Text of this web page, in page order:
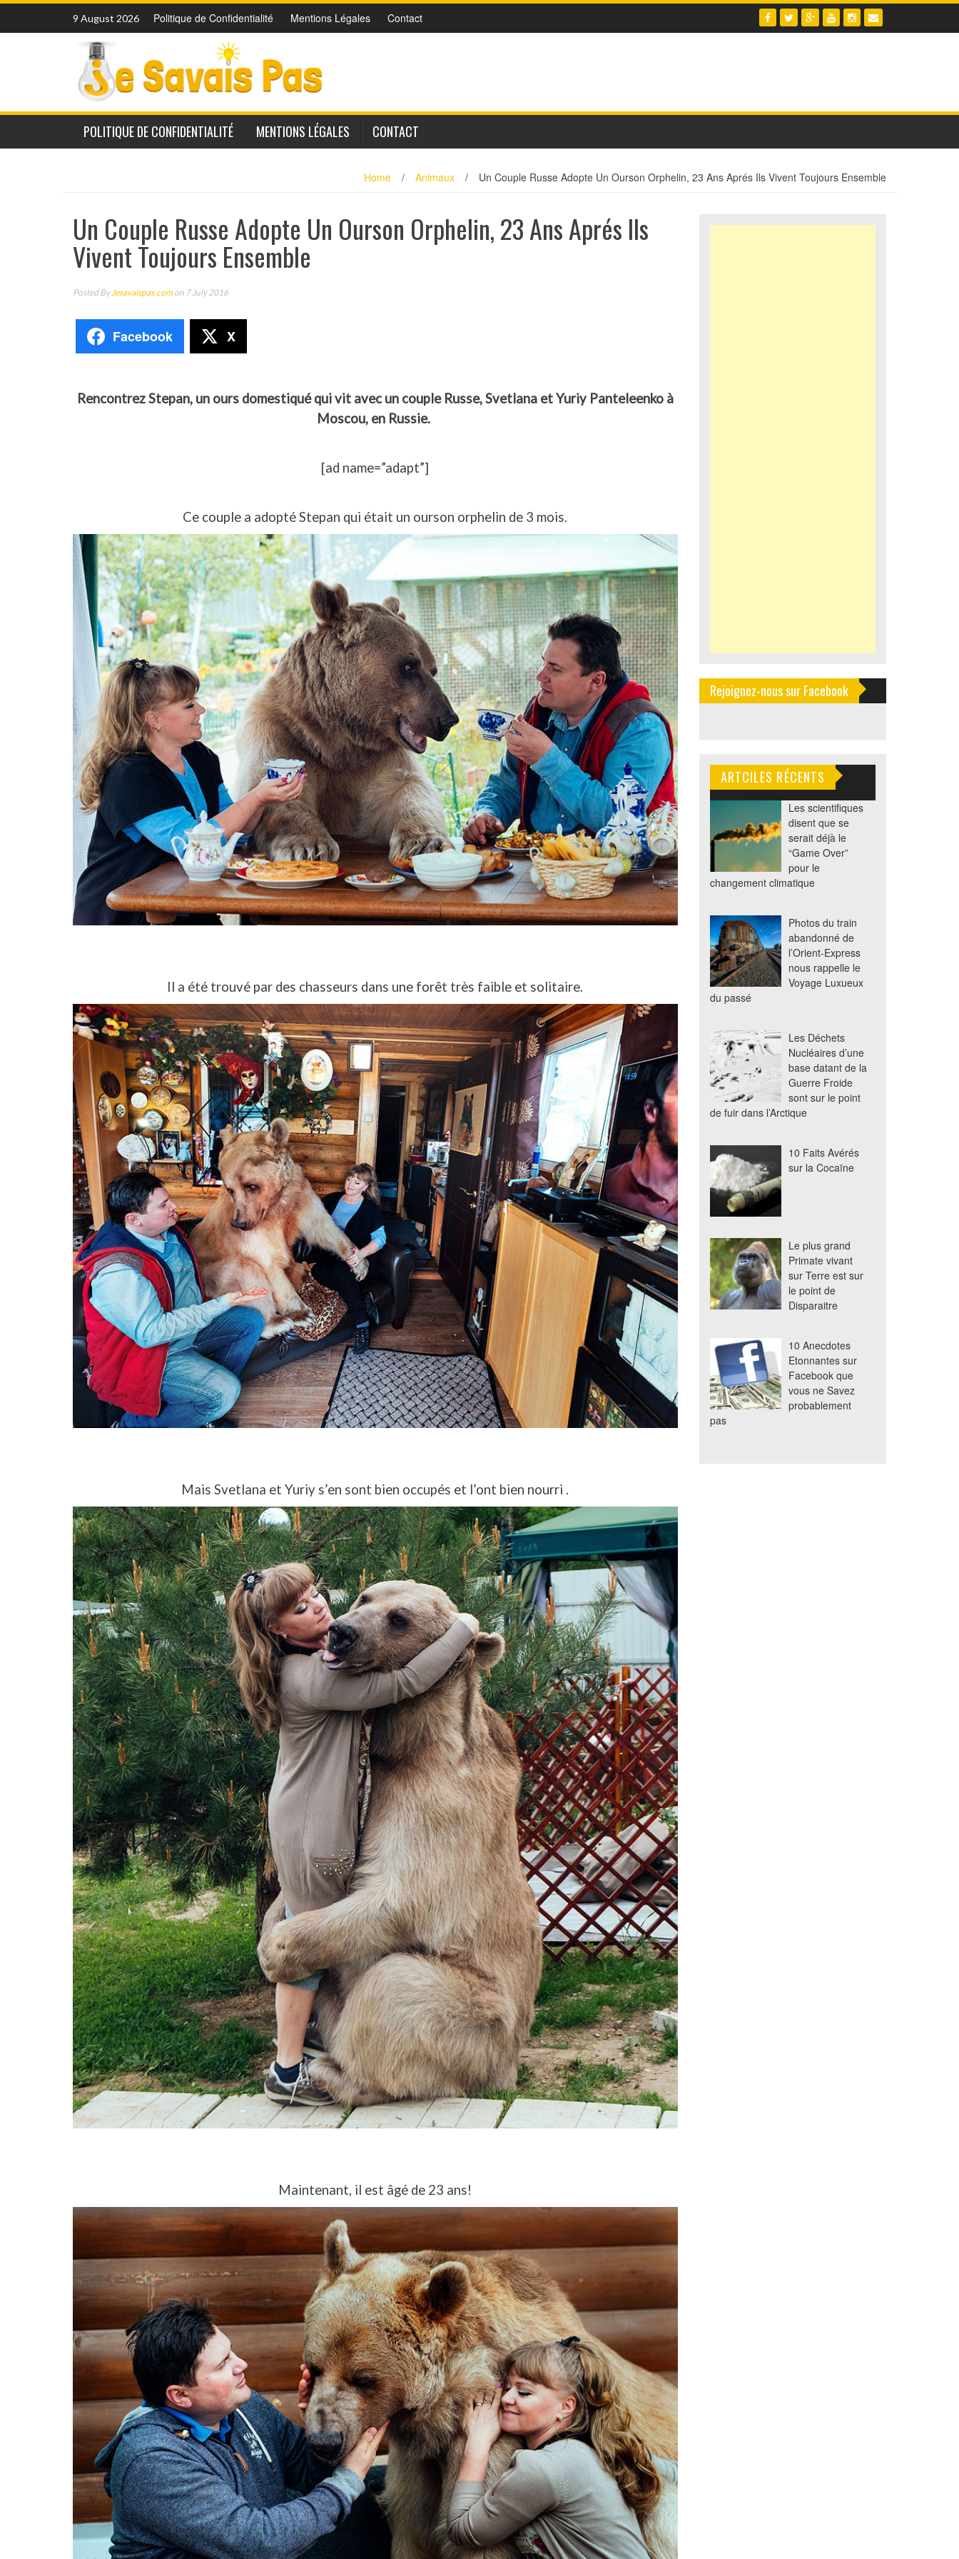
Skip
content
9 August 2026 Politique de Confidentialité Mentions Légales Contact
POLITIQUE DE CONFIDENTIALITÉ MENTIONS LÉGALES CONTACT
Home / Animaux / Un Couple Russe Adopte Un Ourson Orphelin, 23 Ans Aprés Ils Vivent Toujours Ensemble
Un Couple Russe Adopte Un Ourson Orphelin, 23 Ans Aprés Ils
Vivent Toujours Ensemble
Posted ByJesavaispas.comon 7 July 2016
Facebook X
Rencontrez Stepan, un ours domestiqué qui vit avec un couple Russe, Svetlana et Yuriy Panteleenko à
Moscou, en Russie.
[ad name=”adapt”]
Ce couple a adopté Stepan qui était un ourson orphelin de 3 mois.
Il a été trouvé par des chasseurs dans une forêt très faible et solitaire.
Mais Svetlana et Yuriy s’en sont bien occupés et l’ont bien nourri .
Maintenant, il est âgé de 23 ans!
Rejoignez-nous sur Facebook
ARTCILES RÉCENTS
Les scientifiques
disent que se
serait déjà le
“Game Over”
pour le
changement climatique
Photos du train
abandonné de
l’Orient-Express
nous rappelle le
Voyage Luxueux
du passé
Les Déchets
Nucléaires d’une
base datant de la
Guerre Froide
sont sur le point
de fuir dans l’Arctique
10 Faits Avérés
sur la Cocaïne
Le plus grand
Primate vivant
sur Terre est sur
le point de
Disparaitre
10 Anecdotes
Etonnantes sur
Facebook que
vous ne Savez
probablement
pas